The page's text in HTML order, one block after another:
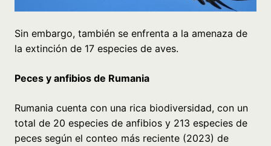
Sin embargo, también se enfrenta a la amenaza de
la extinción de 17 especies de aves.
Peces y anfibios de Rumania
Rumania cuenta con una rica biodiversidad, con un
total de 20 especies de anfibios y 213 especies de
peces según el conteo más reciente (2023) de